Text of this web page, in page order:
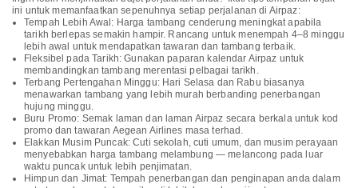
ini untuk memanfaatkan sepenuhnya setiap perjalanan di Airpaz:
Tempah Lebih Awal: Harga tambang cenderung meningkat apabila
tarikh berlepas semakin hampir. Rancang untuk menempah 4–8 minggu
lebih awal untuk mendapatkan tawaran dan tambang terbaik.
Fleksibel pada Tarikh: Gunakan paparan kalendar Airpaz untuk
membandingkan tambang merentasi pelbagai tarikh.
Terbang Pertengahan Minggu: Hari Selasa dan Rabu biasanya
menawarkan tambang yang lebih murah berbanding penerbangan
hujung minggu.
Buru Promo: Semak laman dan laman Airpaz secara berkala untuk kod
promo dan tawaran Aegean Airlines masa terhad.
Elakkan Musim Puncak: Cuti sekolah, cuti umum, dan musim perayaan
menyebabkan harga tambang melambung — melancong pada luar
waktu puncak untuk lebih penjimatan.
Himpun dan Jimat: Tempah penerbangan dan penginapan anda dalam